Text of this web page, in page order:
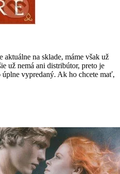
aktuálne na sklade, máme však už
už nemá ani distribútor, preto je
úplne vypredaný. Ak ho chcete mať,